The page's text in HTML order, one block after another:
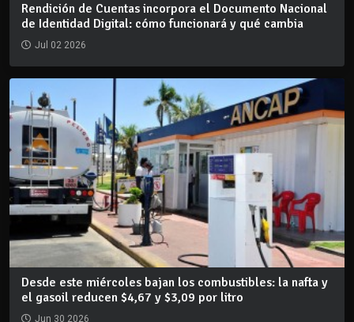
Rendición de Cuentas incorpora el Documento Nacional
de Identidad Digital: cómo funcionará y qué cambia
Jul 02 2026
Desde este miércoles bajan los combustibles: la nafta y
el gasoil reducen $4,67 y $3,09 por litro
Jun 30 2026